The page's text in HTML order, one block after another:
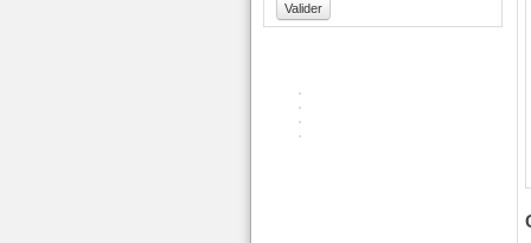
Valider